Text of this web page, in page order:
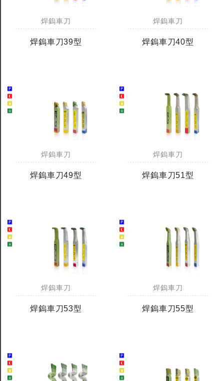
焊鎢車刀
焊鎢車刀39型
焊鎢車刀
焊鎢車刀40型
焊鎢車刀
焊鎢車刀49型
焊鎢車刀
焊鎢車刀51型
焊鎢車刀
焊鎢車刀53型
焊鎢車刀
焊鎢車刀55型